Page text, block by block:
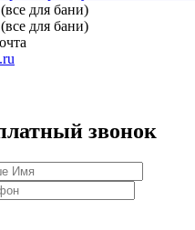
для бани)
для бани)
звонок